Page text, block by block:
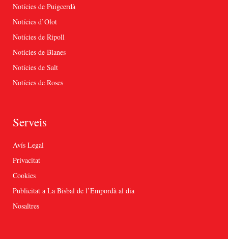
Notícies de Puigcerdà
Notícies d’Olot
Notícies de Ripoll
Notícies de Blanes
Notícies de Salt
Notícies de Roses
Serveis
Avís Legal
Privacitat
Cookies
Publicitat a La Bisbal de l’Empordà al dia
Nosaltres